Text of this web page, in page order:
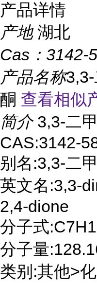
产品详情
产地 湖北
Cas： 3142-
产品名称
酮 查看相似
简介 3,3-二
CAS:3142-
别名:3,3-二
英文名:3,3-
2,4-dione
分子式
分子量
类别:其他>